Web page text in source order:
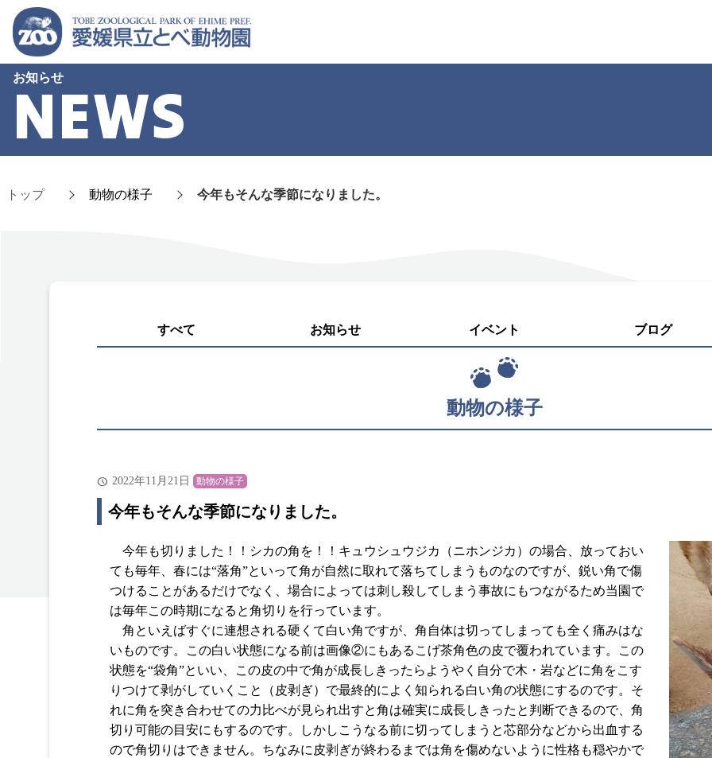
お知らせ
NEWS
トップ 動物の様子 今年もそんな季節になりました。
すべて お知らせ イベント ブログ
動物の様子
2022年11月21日 動物の様子
今年もそんな季節になりました。
今年も切りました！！シカの角を！！キュウシュウジカ（ニホンジカ）の場合、放っておい
ても毎年、春には“落角”といって角が自然に取れて落ちてしまうものなのですが、鋭い角で傷
つけることがあるだけでなく、場合によっては刺し殺してしまう事故にもつながるため当園で
は毎年この時期になると角切りを行っています。
角といえばすぐに連想される硬くて白い角ですが、角自体は切ってしまっても全く痛みはな
いものです。この白い状態になる前は画像②にもあるこげ茶角色の皮で覆われています。この
状態を“袋角”といい、この皮の中で角が成長しきったらようやく自分で木・岩などに角をこす
りつけて剥がしていくこと（皮剥ぎ）で最終的によく知られる白い角の状態にするのです。そ
れに角を突き合わせての力比べが見られ出すと角は確実に成長しきったと判断できるので、角
切り可能の目安にもするのです。しかしこうなる前に切ってしまうと芯部分などから出血する
ので角切りはできません。ちなみに皮剥ぎが終わるまでは角を傷めないように性格も穏やかで